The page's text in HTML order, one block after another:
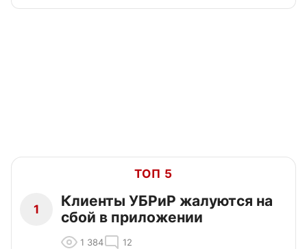
ТОП 5
1
Клиенты УБРиР жалуются на
сбой в приложении
1 384 12